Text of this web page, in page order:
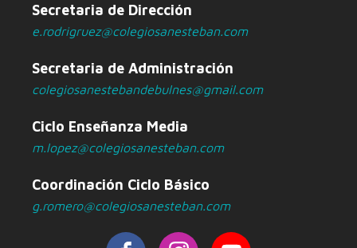
Secretaria de Dirección
e.rodrigruez@colegiosanesteban.com
Secretaria de Administración
colegiosanestebandebulnes@gmail.com
Ciclo Enseñanza Media
m.lopez@colegiosanesteban.com
Coordinación Ciclo Básico
g.romero@colegiosanesteban.com